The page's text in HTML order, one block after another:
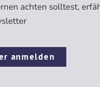
achten solltest,
anmelden